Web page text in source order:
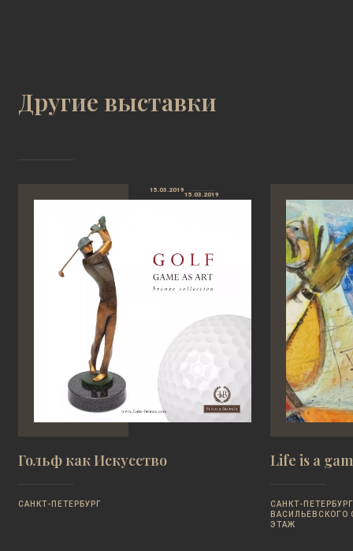
Другие выставки
15.03.2019
15.03.2019
Гольф как Искусство
САНКТ-ПЕТЕРБУРГ
Life is a
САНКТ-
ВАСИЛЬЕВСКОГО
ЭТАЖ